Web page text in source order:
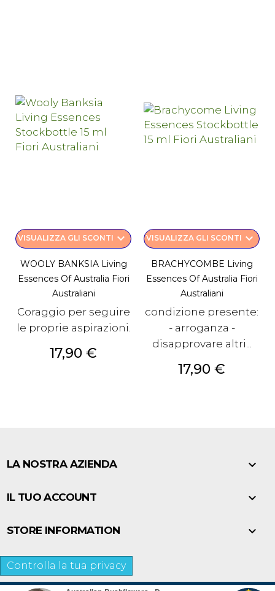
VISUALIZZA GLI SCONTI keyboard_arrow_down
WOOLY BANKSIA Living
Essences Of Australia Fiori
Australiani
Coraggio per seguire
le proprie aspirazioni.
Prezzo
17,90 €
VISUALIZZA GLI SCONTI keyboard_arrow_down
BRACHYCOMBE Living
Essences Of Australia Fiori
Australiani
condizione presente:
- arroganza -
disapprovare altri...
Prezzo
17,90 €
LA NOSTRA AZIENDA 
IL TUO ACCOUNT 
STORE INFORMATION 
Controlla la tua privacy